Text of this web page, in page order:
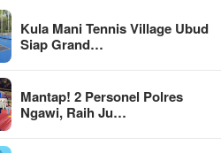
Kula Mani Tennis Village Ubud
Siap Grand…
Mantap! 2 Personel Polres
Ngawi, Raih Ju…